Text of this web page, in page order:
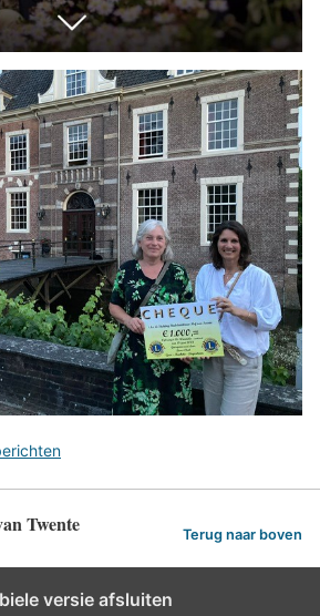
Twente Terug naar boven
versie afsluiten